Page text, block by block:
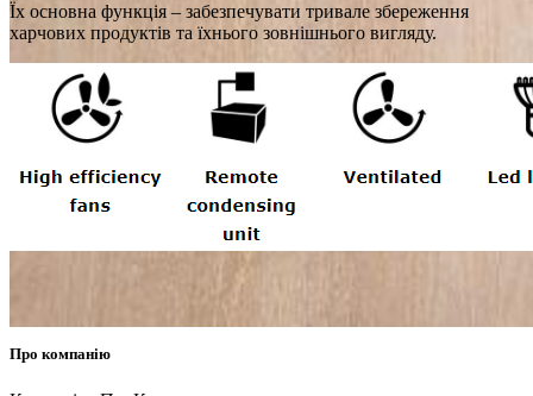
Їх основна функція – забезпечувати тривале збереження
харчових продуктів та їхнього зовнішнього вигляду.
Про компанію